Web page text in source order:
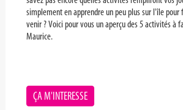
simplement en apprendre un peu plus sur l'île pour
venir ? Voici pour vous un aperçu des 5 activités à
Maurice.
ÇA M'INTERESSE